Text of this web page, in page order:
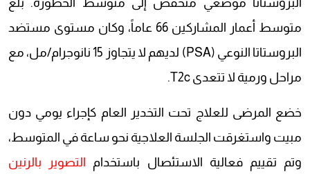
البروستاتا موضعي منخفض إلى متوسط الخطورة. بلغ
متوسط أعمار المشاركين 66 عاماً، وكان مستوى مستضد
البروستاتا النوعي (PSA) لديهم لا يتجاوز 15 نانوجرام/مل، مع
مراحل ورمية لا تتعدى T2c.
خضع المرضى للعلاج تحت التخدير العام كإجراء يومي دون
مبيت واستغرقت الجلسة العلاجية نحو ساعة في المتوسط،
وتم تقييم فعالية الاستئصال باستخدام التصوير بالرنين